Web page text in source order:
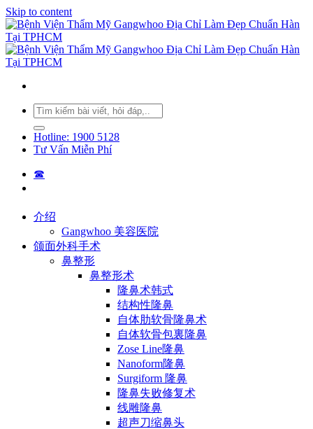
Skip to content
Hotline: 1900 5128
Tư Vấn Miễn Phí
☎︎
介绍
Gangwhoo 美容医院
颌面外科手术
鼻整形
鼻整形术
隆鼻术韩式
结构性隆鼻
自体肋软骨隆鼻术
自体软骨包裏隆鼻
Zose Line隆鼻
Nanoform隆鼻
Surgiform 隆鼻
隆鼻失败修复术
线雕隆鼻
超声刀缩鼻头